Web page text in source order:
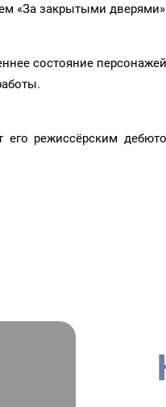
«За закрытыми дверями»
состояние
его режиссёрским